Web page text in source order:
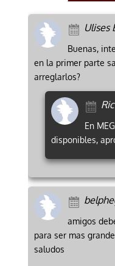
Ulises
Buenas,
en la primer parte
arreglarlos?
En
disponibles,
amigos
para ser mas
saludos